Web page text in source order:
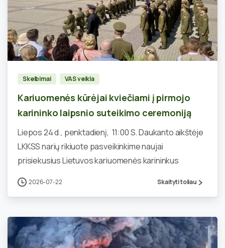
2
Skelbimai VAS veikla
Kariuomenės kūrėjai kviečiami į pirmojo
karininko laipsnio suteikimo ceremoniją
Liepos 24 d., penktadienį, 11:00 S. Daukanto aikštėje
LKKSS narių rikiuote pasveikinkime naujai
prisiekusius Lietuvos kariuomenės karininkus
2026-07-22 Skaityti toliau